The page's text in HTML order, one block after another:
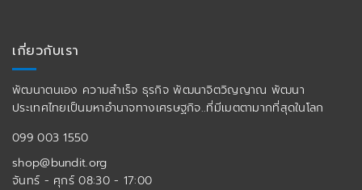
เกี่ยวกับเรา
พัฒนาตนเอง ความสำเร็จ ธุรกิจ พัฒนาจิตวิญญาณ พัฒนา
ประเทศไทยเป็นมหาอำนาจทางเศรษฐกิจ..ที่มีเมตตามากที่สุดในโลก
099 003 1550
shop@bundit.org
จันทร์ - ศุกร์ 08:30 - 17:00